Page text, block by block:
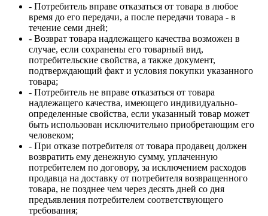
- Потребитель вправе отказаться от товара в любое
время до его передачи, а после передачи товара - в
течение семи дней;
- Возврат товара надлежащего качества возможен в
случае, если сохранены его товарный вид,
потребительские свойства, а также документ,
подтверждающий факт и условия покупки указанного
товара;
- Потребитель не вправе отказаться от товара
надлежащего качества, имеющего индивидуально-
определенные свойства, если указанный товар может
быть использован исключительно приобретающим его
человеком;
- При отказе потребителя от товара продавец должен
возвратить ему денежную сумму, уплаченную
потребителем по договору, за исключением расходов
продавца на доставку от потребителя возвращенного
товара, не позднее чем через десять дней со дня
предъявления потребителем соответствующего
требования;